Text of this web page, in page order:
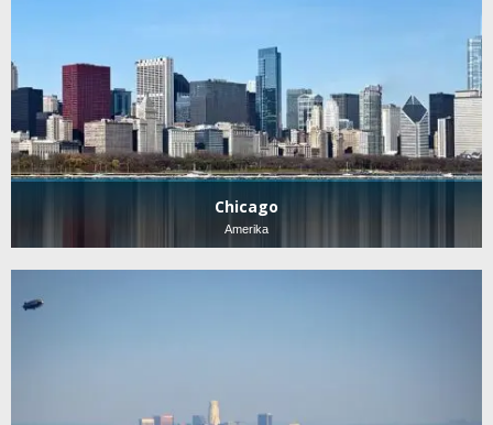
Chicago
Amerika